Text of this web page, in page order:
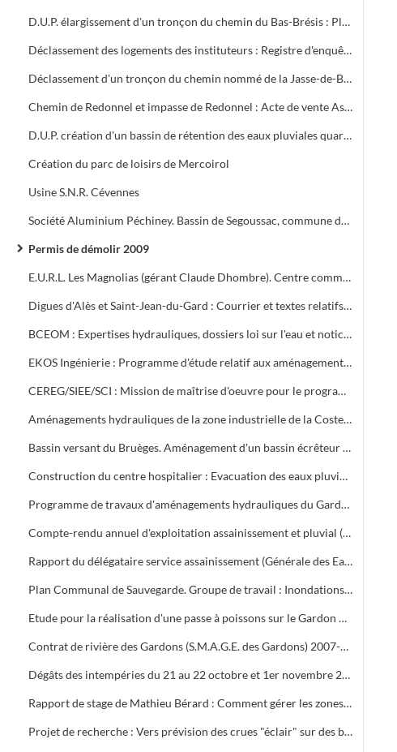
D.U.P. élargissement d'un tronçon du chemin du Bas-Brésis : Plans et estimation des dépenses
Déclassement des logements des instituteurs : Registre d'enquête publique, factures, annonces dans la presse
Déclassement d'un tronçon du chemin nommé de la Jasse-de-Bernard à la Bedosse : Factures, presse
Chemin de Redonnel et impasse de Redonnel : Acte de vente Association Syndicale Libre du lotissement la Colline de Redonnel et ville d'Alès
D.U.P. création d'un bassin de rétention des eaux pluviales quartier Saint- Etienne Est
Création du parc de loisirs de Mercoirol
Usine S.N.R. Cévennes
Société Aluminium Péchiney. Bassin de Segoussac, commune de Rousson
Permis de démolir 2009
E.U.R.L. Les Magnolias (gérant Claude Dhombre). Centre commercial Porte Sud : Contentieux
Digues d'Alès et Saint-Jean-du-Gard : Courrier et textes relatifs à la sécurité
BCEOM : Expertises hydrauliques, dossiers loi sur l'eau et notice d'incidence sur le territoire de la Communauté d'Agglomération du Grand Alès. Paiements
EKOS Ingénierie : Programme d'étude relatif aux aménagements hydrauliques sur le territoire de la Communauté d'Agglomération du Grand Alès. Pièces du marché
CEREG/SIEE/SCI : Mission de maîtrise d'oeuvre pour le programme d'urgence de protection contre les inondations. Paiements
Aménagements hydrauliques de la zone industrielle de la Coste la Vabreille (commune de Saint-Martin de Valgalgalgues)
Bassin versant du Bruèges. Aménagement d'un bassin écrêteur des crues. Déclaration
Construction du centre hospitalier : Evacuation des eaux pluviales. Dossier d'autorisation
Programme de travaux d'aménagements hydrauliques du Gardon dans la traversée de la ville tranche 3. Projet d'aménagement des berges zones amont et aval
Compte-rendu annuel d'exploitation assainissement et pluvial (Ruas)
Rapport du délégataire service assainissement (Générale des Eaux, Veolia)
Plan Communal de Sauvegarde. Groupe de travail : Inondations (dossier de Philippe Fages). Plan inondations (07/10/2008)
Etude pour la réalisation d'une passe à poissons sur le Gardon dans la traversée d'Alès au niveau du seuil escamotable de la Prairie.
Contrat de rivière des Gardons (S.M.A.G.E. des Gardons) 2007-2008.
Dégâts des intempéries du 21 au 22 octobre et 1er novembre 2008 sur les communes d'Alès, Soustelle et Mialet
Rapport de stage de Mathieu Bérard : Comment gérer les zones de débordement en période de crue (diplôme de brevet technicien supérieur agricole)
Projet de recherche : Vers prévision des crues "éclair" sur des bassins versants non jaugés, par Sophie Sauvagnargues-Lesage et Pierre-Alain Ayral (Ecole des Mines d'Alès)